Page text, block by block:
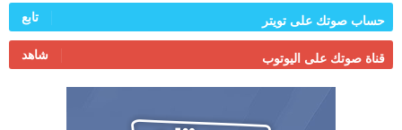
حساب صوتك على تويتر تابع
قناة صوتك على اليوتوب شاهد